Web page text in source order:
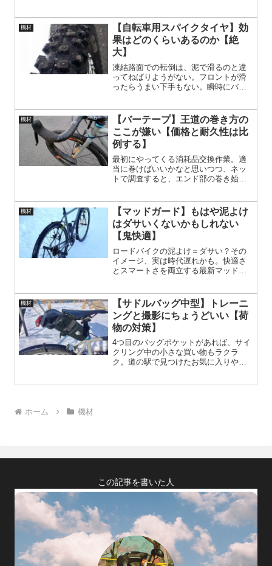
らもハマる簡単さ。
機材
【自転車用スパイクタイヤ】効
果はどのくらいあるのか【絶
大】
凍結路面での転倒は、泥で滑るのと違
ってねばりようがない。フロントが滑
ったらうまい下手もない。瞬時にバラ
安から解放されるのは、大きなメリッ
トがある。
機材
【バーテープ】王道の巻き方の
ここが嫌い【価格と耐久性は比
例する】
最初にやってくる消耗品交換作業。適
当に巻けばいいかなと思いつつ、ネッ
トで調査すると、エンド部の巻き始め
が分厚くなってダサく見えてしまう。
機材
【マッドガード】もはや泥よけ
はダサいくないかもしれない
【鬼快適】
ロードバイクの泥よけ＝ダサい？その
イメージ、実は時代遅れかも。快適さ
とスマートさを両立する最新マッドガ
を損なわず、性能も優秀なアイテムを
厳選。初心者にもわかりやすく解説。
機材
【サドルバッグ中型】トレーニ
ングと撮影にちょうどいい【荷
物の対策】
4つ目のバッグポケットがあれば、サイ
クリング中の小さな買い物もラクラ
ク。道の駅で見つけたお気に入りや補
ホーム 機材
この記事を書いた人